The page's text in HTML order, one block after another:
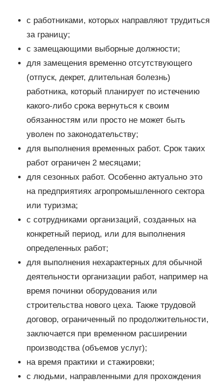
с работниками, которых направляют трудиться
за границу;
с замещающими выборные должности;
для замещения временно отсутствующего
(отпуск, декрет, длительная болезнь)
работника, который планирует по истечению
какого-либо срока вернуться к своим
обязанностям или просто не может быть
уволен по законодательству;
для выполнения временных работ. Срок таких
работ ограничен 2 месяцами;
для сезонных работ. Особенно актуально это
на предприятиях агропромышленного сектора
или туризма;
с сотрудниками организаций, созданных на
конкретный период, или для выполнения
определенных работ;
для выполнения нехарактерных для обычной
деятельности организации работ, например на
время починки оборудования или
строительства нового цеха. Также трудовой
договор, ограниченный по продолжительности,
заключается при временном расширении
производства (объемов услуг);
на время практики и стажировки;
с людьми, направленными для прохождения